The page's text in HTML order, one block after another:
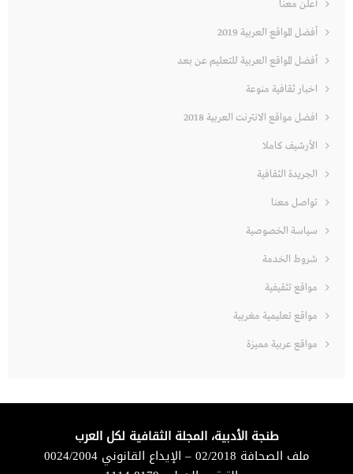
أعلن معنا
أفضل المواقع العربية 2019
أفضل المواقع العربية للتعليم عن بعد
اخبار ثقافية منوعة
افضل مواقع الانترنت العربية 2018
الأرشيف كاملا
الجريدة الثقافية
تواصل معنا
سياسة الخصوصية
شروط الخدمة
مواقع تثقيفية
مواقع تعليمية مغربية
مواقع عربية مميزة
طنجة الأدبية، المجلة الثقافية لكل العرب
ملف الصحافة 02/2018 – الإيداع القانوني 0024/2004